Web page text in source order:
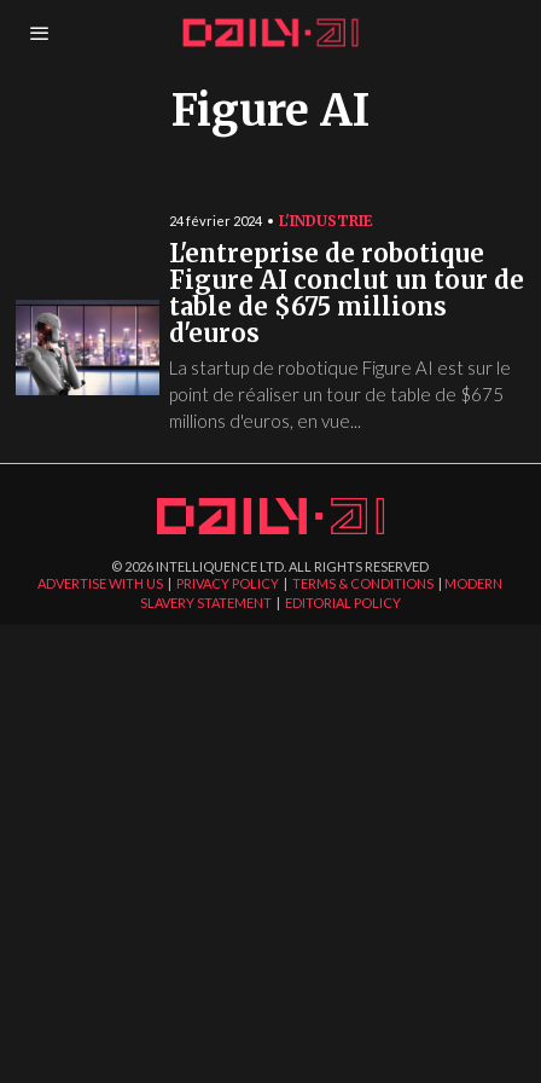
Figure AI
24 février 2024 L'INDUSTRIE
L'entreprise de robotique
Figure AI conclut un tour de
table de $675 millions
d'euros
La startup de robotique Figure AI est sur le
point de réaliser un tour de table de $675
millions d'euros, en vue...
© 2026 INTELLIQUENCE LTD. ALL RIGHTS RESERVED
ADVERTISE WITH US | PRIVACY POLICY |TERMS & CONDITIONS | MODERN
SLAVERY STATEMENT| EDITORIAL POLICY